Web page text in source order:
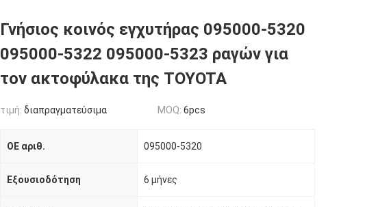
Γνήσιος κοινός εγχυτήρας 095000-5320
095000-5322 095000-5323 ραγών για
τον ακτοφύλακα της TOYOTA
τιμή: διαπραγματεύσιμα MOQ: 6pcs
OE αριθ. 095000-5320
Εξουσιοδότηση 6 μήνες